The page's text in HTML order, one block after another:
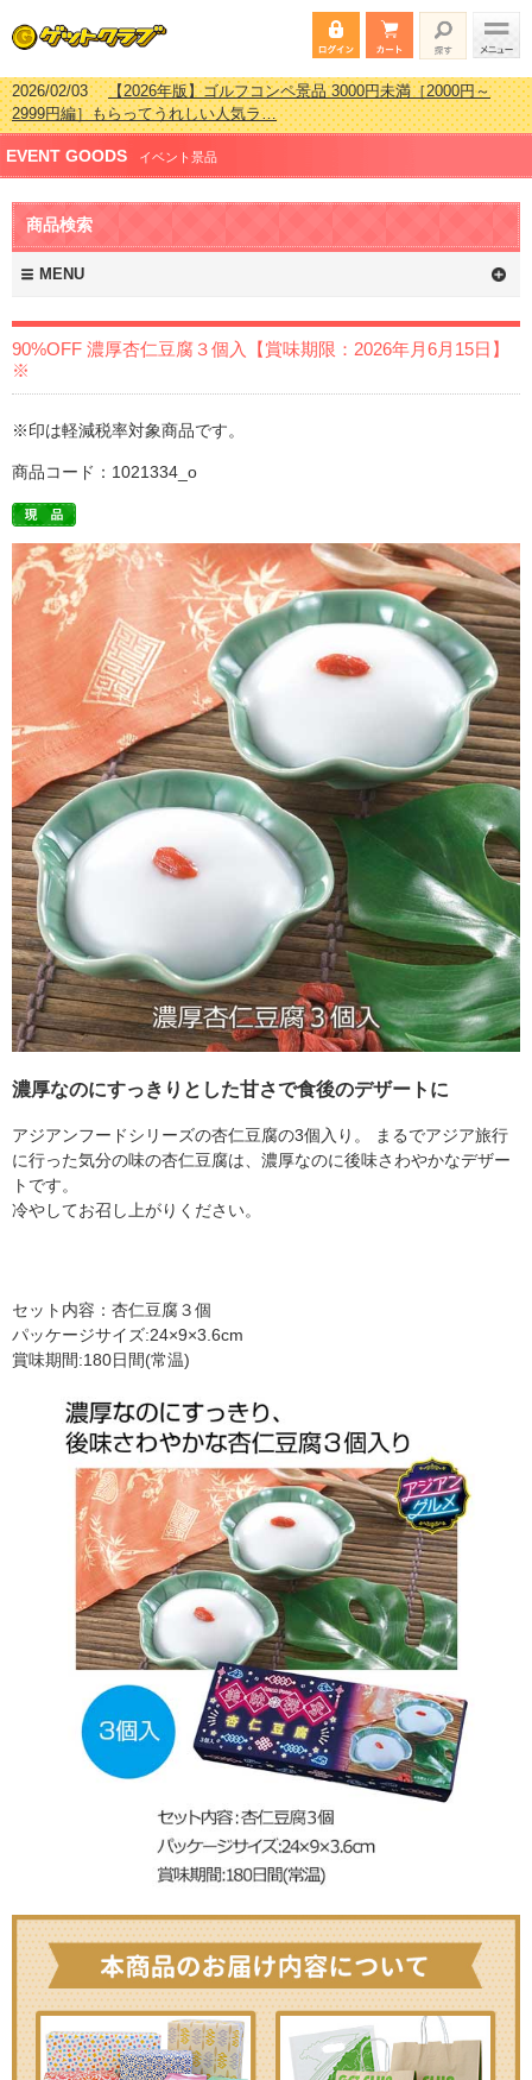
2026/02/03【2026年版】ゴルフコンペ景品 3000円未満［2000円～
2999円編］もらってうれしい人気ラ…
2026/07/15【2026年版】ビンゴゲーム景品おすすめ金額別人気ランキ
ング 更新しました！
2026/04/03【2026年版】ゴルフコンペ景品 3000円未満［2000円～
2999円編］もらってうれしい人気ラ…
2026/02/16
新しました！
EVENT GOODS イベント景品
商品検索
MENU
90%OFF 濃厚杏仁豆腐３個入【賞味期限：2026年月6月15日】
※
※印は軽減税率対象商品です。
商品コード：1021334_o
濃厚なのにすっきりとした甘さで食後のデザートに
アジアンフードシリーズの杏仁豆腐の3個入り。 まるでアジア旅行
に行った気分の味の杏仁豆腐は、濃厚なのに後味さわやかなデザー
トです。
冷やしてお召し上がりください。
セット内容：杏仁豆腐３個
パッケージサイズ:24×9×3.6cm
賞味期間:180日間(常温)